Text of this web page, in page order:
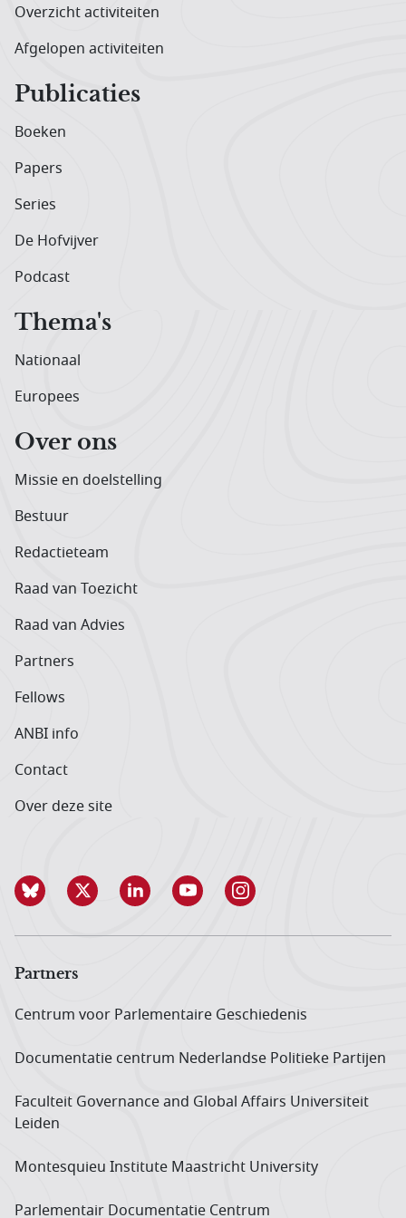
Overzicht activiteiten
Afgelopen activiteiten
Publicaties
Boeken
Papers
Series
De Hofvijver
Podcast
Thema's
Nationaal
Europees
Over ons
Missie en doelstelling
Bestuur
Redactieteam
Raad van Toezicht
Raad van Advies
Partners
Fellows
ANBI info
Contact
Over deze site
Partners
Centrum voor Parlementaire Geschiedenis
Documentatie centrum Neder­landse Politieke Partijen
Faculteit Governance and Global Affairs Universiteit
Leiden
Montesquieu Institute Maastricht University
Parlementair Documentatie Centrum